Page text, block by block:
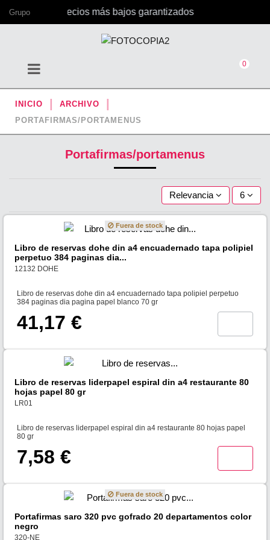
Grupocon los precios más bajos garantizados
0
INICIO
ARCHIVO
PORTAFIRMAS/PORTAMENUS
Portafirmas/portamenus
Relevancia 6
Fuera de stock
Libro de reservas dohe din a4 encuadernado tapa polipiel
perpetuo 384 paginas dia...
12132 DOHE
Libro de reservas dohe din a4 encuadernado tapa polipiel perpetuo
384 paginas dia pagina papel blanco 70 gr
41,17 €
Libro de reservas liderpapel espiral din a4 restaurante 80
hojas papel 80 gr
LR01
Libro de reservas liderpapel espiral din a4 restaurante 80 hojas papel
80 gr
7,58 €
Fuera de stock
Portafirmas saro 320 pvc gofrado 20 departamentos color
negro
320-NE